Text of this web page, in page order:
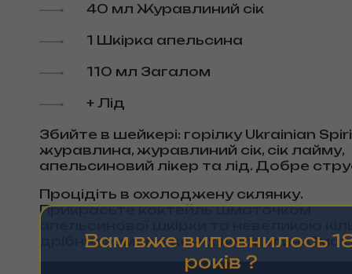
40 мл Журавлиний сік
1 Шкірка апельсина
110 мл Загалом
+ Лід
Збийте в шейкері: горілку Ukrainian
журавлина, журавлиний сік, сік лайму,
апельсиновий лікер та лід. Добре
Процідіть в охолоджену склянку.
Прикрасьте коктейль шматочком
дрібних заморожених журавлин.
Вам вже виповнилось
рокiв ?